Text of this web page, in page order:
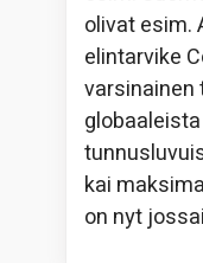
olivat esim.
elintarvike
kai
on nyt